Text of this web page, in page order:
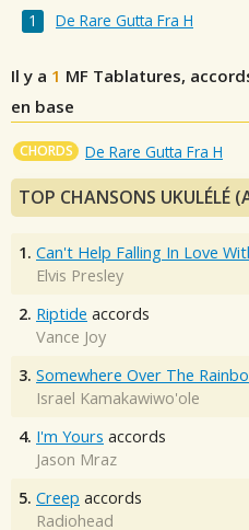
De Rare Gutta Fra H
Il y a 1 MF Tablatures,
en base
CHORDS De Rare Gutta Fra H
TOP CHANSONS UKULÉLÉ
1. Can't Help Falling In Love
Elvis Presley
2. Riptide accords
Vance Joy
3. Somewhere Over The
Israel Kamakawiwo'ole
4. I'm Yours accords
Jason Mraz
5. Creep accords
Radiohead